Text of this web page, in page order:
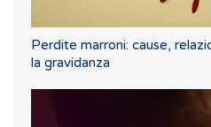
Perdite marroni: cause,
la gravidanza